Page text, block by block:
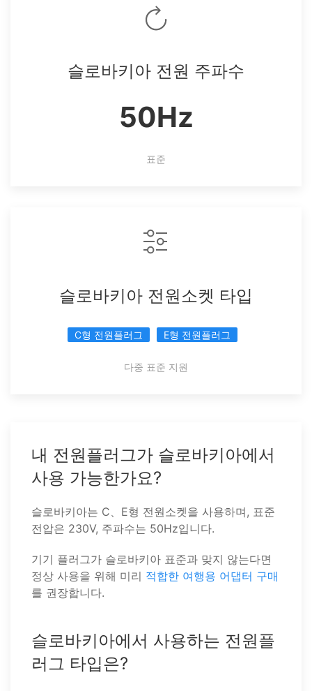
슬로바키아 전원 주파수
50Hz
표준
슬로바키아 전원소켓 타입
C형 전원플러그 E형 전원플러그
다중 표준 지원
내 전원플러그가 슬로바키아에서
사용 가능한가요?
슬로바키아는 C、E형 전원소켓을 사용하며, 표준
전압은 230V, 주파수는 50Hz입니다.
기기 플러그가 슬로바키아 표준과 맞지 않는다면
정상 사용을 위해 미리 적합한 여행용 어댑터 구매
를 권장합니다.
슬로바키아에서 사용하는 전원플
러그 타입은?